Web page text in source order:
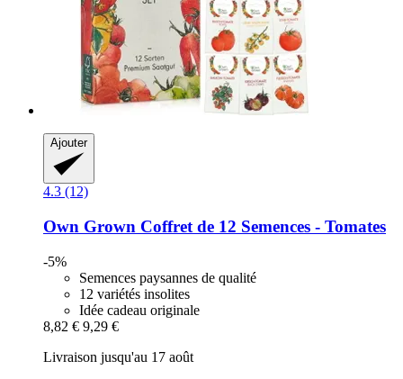
Ajouter
4.3 (12)
Own Grown Coffret de 12 Semences -​ Tomates
-5%
Semences paysannes de qualité
12 variétés insolites
Idée cadeau originale
8,82 € 9,29 €
Livraison jusqu'au 17 août